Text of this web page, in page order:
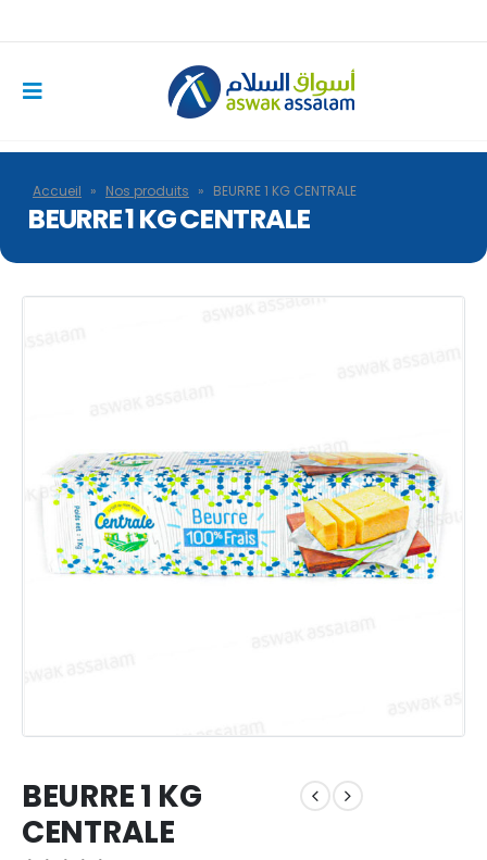
Accueil » Nos produits » BEURRE 1 KG CENTRALE
BEURRE 1 KG CENTRALE
BEURRE 1 KG
CENTRALE